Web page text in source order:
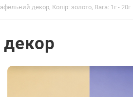
декор, Колір: золото, Вага: 1г - 20г